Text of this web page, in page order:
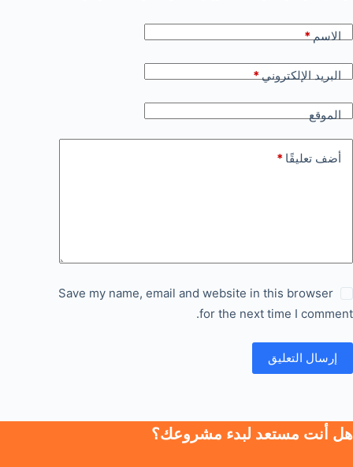
الاسم *
البريد الإلكتروني *
الموقع
أضف تعليقًا *
Save my name, email and website in this browser
for the next time I comment.
إرسال التعليق
هل أنت مستعد لبدء مشروعك؟